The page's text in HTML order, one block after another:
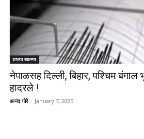
ताज्या बातम्या
नेपाळसह दिल्ली, बिहार, पश्चिम बंगाल
हादरले !
आनंद गोरे - January 7, 2025